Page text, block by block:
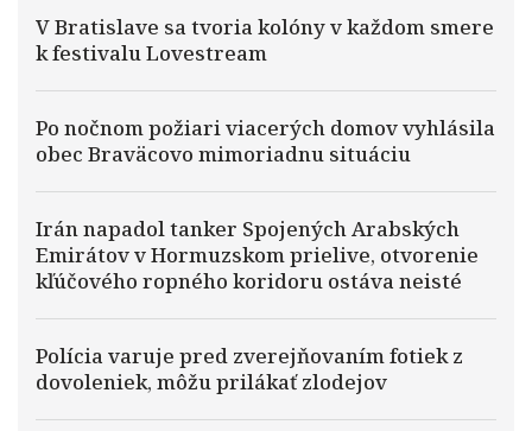
V Bratislave sa tvoria kolóny v každom smere
k festivalu Lovestream
Po nočnom požiari viacerých domov vyhlásila
obec Braväcovo mimoriadnu situáciu
Irán napadol tanker Spojených Arabských
Emirátov v Hormuzskom prielive, otvorenie
kľúčového ropného koridoru ostáva neisté
Polícia varuje pred zverejňovaním fotiek z
dovoleniek, môžu prilákať zlodejov